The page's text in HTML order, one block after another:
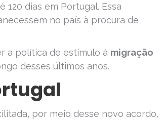
dias em Portugal. Essa
no país à procura de
a política de estímulo à migração
desses últimos anos.
por meio desse novo acordo,